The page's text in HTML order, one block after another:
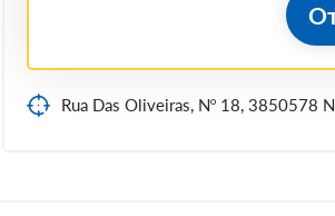
Rua Das Oliveiras, Nº 18, 3850578